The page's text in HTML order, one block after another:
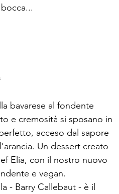
bocca...
bavarese al fondente
e cremosità si sposano in
acceso dal sapore
Un dessert creato
Elia, con il nostro nuovo
e vegan.
- Barry Callebaut - è il